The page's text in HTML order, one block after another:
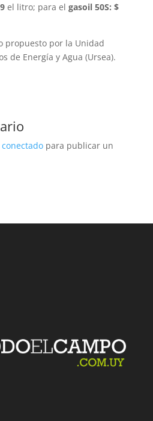
el litro; para el gasoil 50S: $
propuesto por la Unidad
de Energía y Agua (Ursea).
conectadopara publicar un